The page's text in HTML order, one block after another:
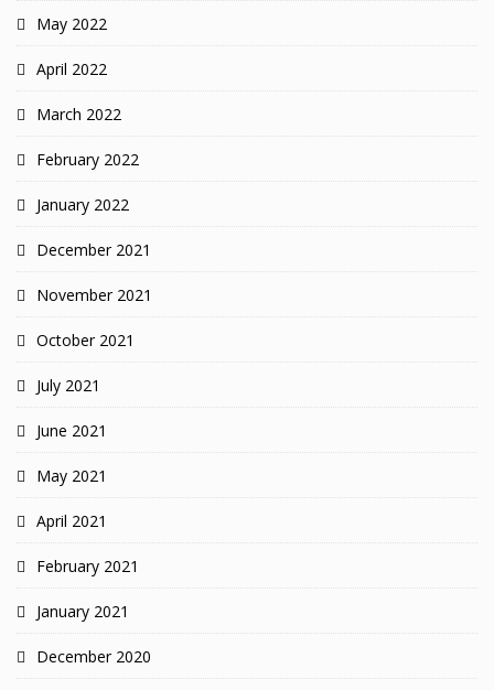
May 2022
April 2022
March 2022
February 2022
January 2022
December 2021
November 2021
October 2021
July 2021
June 2021
May 2021
April 2021
February 2021
January 2021
December 2020